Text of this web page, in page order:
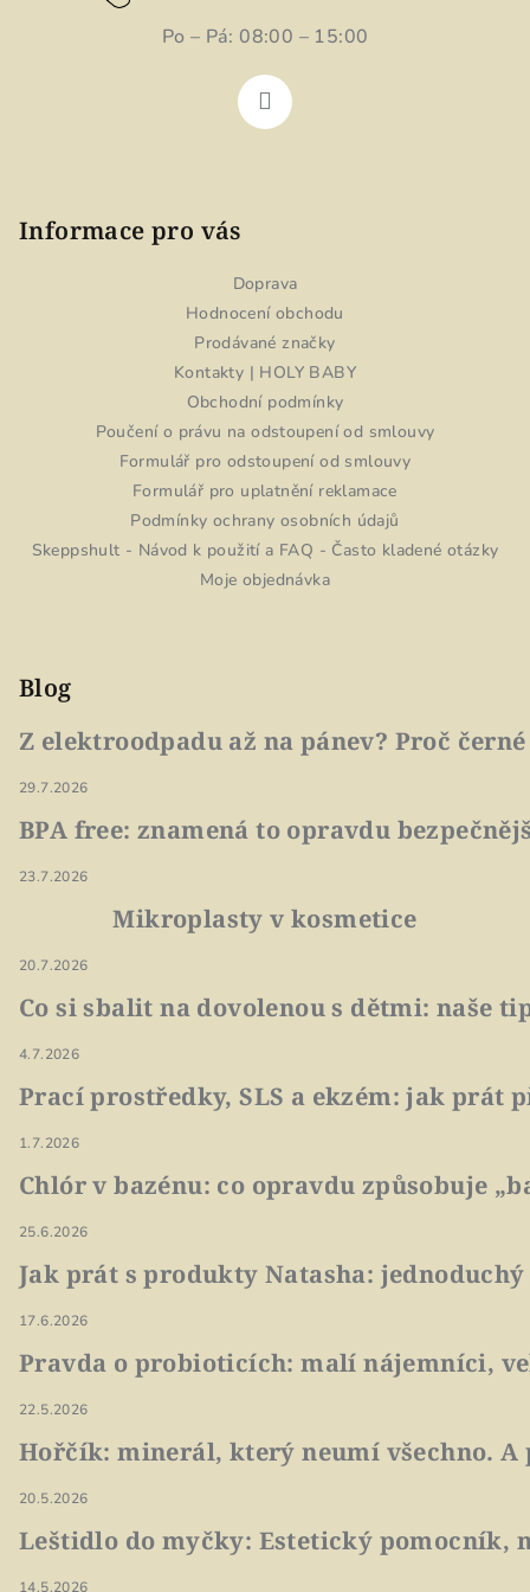
Po – Pá: 08:00 – 15:00
Informace pro vás
Doprava
Hodnocení obchodu
Prodávané značky
Kontakty | HOLY BABY
Obchodní podmínky
Poučení o právu na odstoupení od smlouvy
Formulář pro odstoupení od smlouvy
Formulář pro uplatnění reklamace
Podmínky ochrany osobních údajů
Skeppshult - Návod k použití a FAQ - Často kladené otázky
Moje objednávka
Blog
Z elektroodpadu až na pánev? Proč
29.7.2026
BPA free: znamená to opravdu
23.7.2026
Mikroplasty v kosmetice
20.7.2026
Co si sbalit na dovolenou s dětmi: naše
4.7.2026
Prací prostředky, SLS a ekzém: jak prát
1.7.2026
Chlór v bazénu: co opravdu způsobuje
25.6.2026
Jak prát s produkty Natasha:
17.6.2026
Pravda o probioticích: malí nájemníci,
22.5.2026
Hořčík: minerál, který neumí všechno.
20.5.2026
Leštidlo do myčky: Estetický pomocník,
14.5.2026